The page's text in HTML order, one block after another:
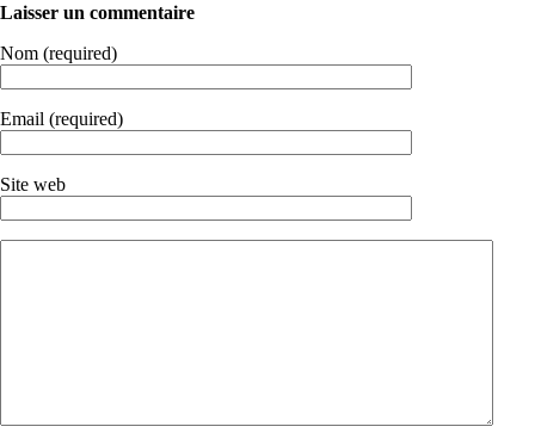
Laisser un commentaire
Nom (required)
Email (required)
Site web